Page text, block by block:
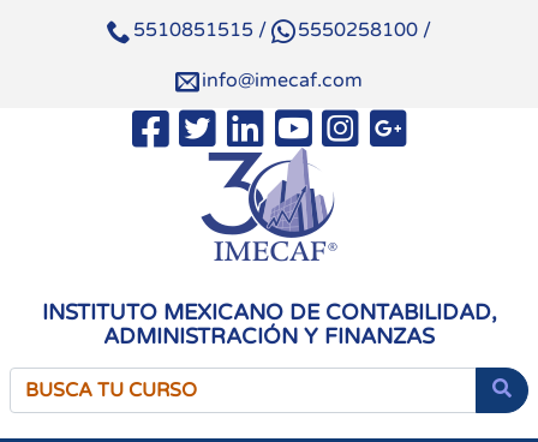
5510851515 / 5550258100 /
info@imecaf.com
INSTITUTO MEXICANO DE CONTABILIDAD,
ADMINISTRACIÓN Y FINANZAS